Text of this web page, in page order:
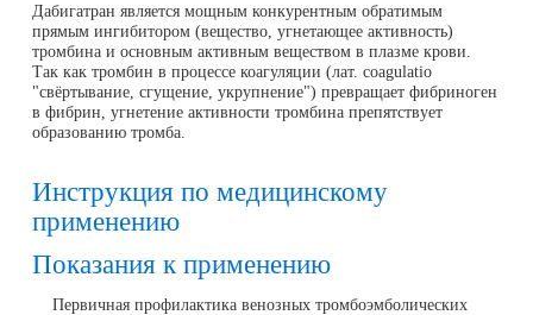
Дабигатран является мощным конкурентным обратимым
прямым ингибитором (вещество, угнетающее активность)
тромбина и основным активным веществом в плазме крови.
Так как тромбин в процессе коагуляции (лат. coagulatio
"свёртывание, сгущение, укрупнение") превращает фибриноген
в фибрин, угнетение активности тромбина препятствует
образованию тромба.
Инструкция по медицинскому
применению
Показания к применению
Первичная профилактика венозных тромбоэмболических